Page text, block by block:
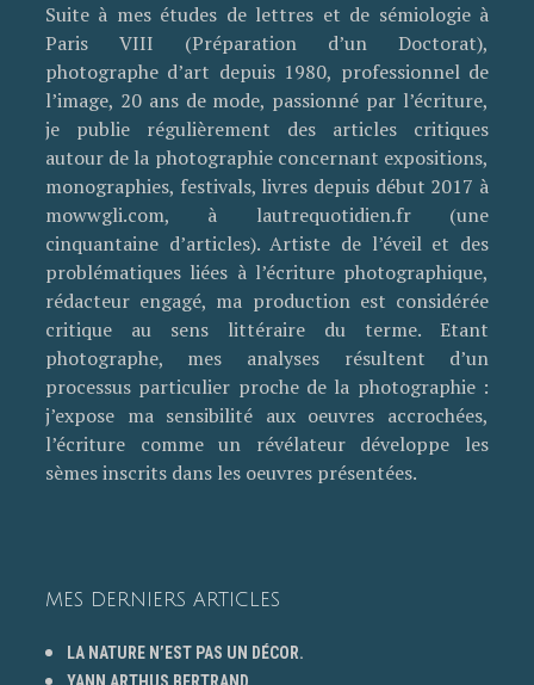
Suite à mes études de lettres et de sémiologie à
Paris VIII (Préparation d’un Doctorat),
photographe d’art depuis 1980, professionnel de
l’image, 20 ans de mode, passionné par l’écriture,
je publie régulièrement des articles critiques
autour de la photographie concernant expositions,
monographies, festivals, livres depuis début 2017 à
mowwgli.com, à lautrequotidien.fr (une
cinquantaine d’articles). Artiste de l’éveil et des
problématiques liées à l’écriture photographique,
rédacteur engagé, ma production est considérée
critique au sens littéraire du terme. Etant
photographe, mes analyses résultent d’un
processus particulier proche de la photographie :
j’expose ma sensibilité aux oeuvres accrochées,
l’écriture comme un révélateur développe les
sèmes inscrits dans les oeuvres présentées.
MES DERNIERS ARTICLES
LA NATURE N’EST PAS UN DÉCOR.